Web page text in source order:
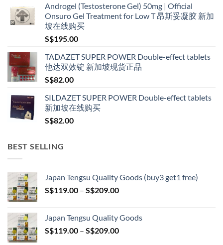
S$160.00
through
Androgel (Testosterone Gel) 50mg | Official
Onsuro Gel Treatment for Low T 昂斯妥凝胶 新加
坡在线购买
S$195.00
TADAZET SUPER POWER Double-effect tablets
他达双效锭 新加坡现货正品
S$82.00
SILDAZET SUPER POWER Double-effect tablets
新加坡在线购买
S$82.00
BEST SELLING
Japan Tengsu Quality Goods (buy3 get1 free)
S$119.00 – S$209.00Price
through
S$209.00
Japan Tengsu Quality Goods
S$119.00 – S$209.00Price